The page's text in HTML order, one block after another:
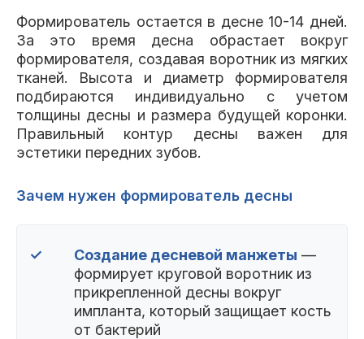
Формирователь остается в десне 10-14 дней.
За это время десна обрастает вокруг
формирователя, создавая воротник из мягких
тканей. Высота и диаметр формирователя
подбираются индивидуально с учетом
толщины десны и размера будущей коронки.
Правильный контур десны важен для
эстетики передних зубов.
Зачем нужен формирователь десны
✓ Создание десневой манжеты —
формирует круговой воротник из
прикрепленной десны вокруг
импланта, который защищает кость
от бактерий